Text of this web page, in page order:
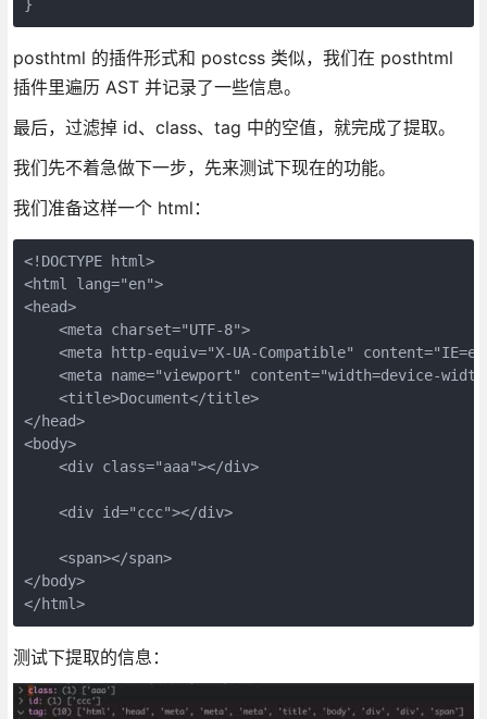
}
posthtml 的插件形式和 postcss 类似，我们在 posthtml
插件里遍历 AST 并记录了一些信息。
最后，过滤掉 id、class、tag 中的空值，就完成了提取。
我们先不着急做下一步，先来测试下现在的功能。
我们准备这样一个 html：
<!DOCTYPE html>
<html lang="en">
<head>
    <meta charset="UTF-8">
<meta http-equiv="X-UA-Compatible"
<meta name="viewport" content="width=device-
    <title>Document</title>
</head>
<body>
    <div class="aaa"></div>
    <div id="ccc"></div>
    <span></span>
</body>
</html>
测试下提取的信息：